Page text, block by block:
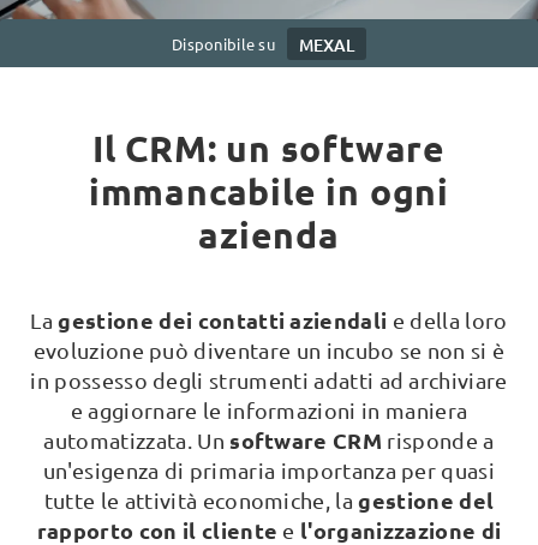
Disponibile su MEXAL
Il CRM: un software
immancabile in ogni
azienda
Lagestione dei contatti aziendali e della loro
evoluzione può diventare un incubo se non si è
in possesso degli strumenti adatti ad archiviare
e aggiornare le informazioni in maniera
automatizzata. Un software CRM risponde a
un'esigenza di primaria importanza per quasi
tutte le attività economiche, lagestione del
rapporto con il cliente e l'organizzazione di